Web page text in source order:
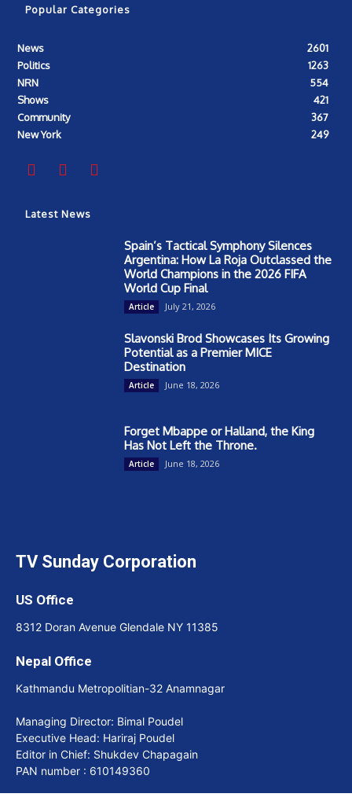
Popular Categories
News
2601
Politics
1263
NRN
554
Shows
421
Community
367
New York
249
Latest News
Spain’s Tactical Symphony Silences
Argentina: How La Roja Outclassed the
World Champions in the 2026 FIFA
World Cup Final
Article July 21, 2026
Slavonski Brod Showcases Its Growing
Potential as a Premier MICE
Destination
Article June 18, 2026
Forget Mbappe or Halland, the King
Has Not Left the Throne.
Article June 18, 2026
TV Sunday Corporation
US Office
8312 Doran Avenue Glendale NY 11385
Nepal Office
Kathmandu Metropolitian-32 Anamnagar
Managing Director: Bimal Poudel
Executive Head: Hariraj Poudel
Editor in Chief: Shukdev Chapagain
PAN number : 610149360